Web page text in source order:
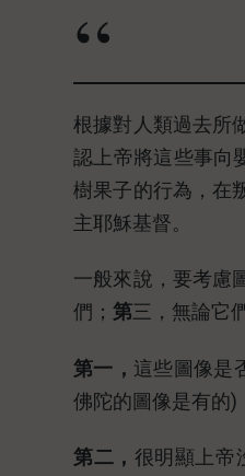
根據對人類過去所
認上帝將這些事向
樹果子的行為，在
主耶穌基督。
一般來說，要考慮
們；第三，無論它
第一， 這些圖像是
佛陀的圖像是有的)
第二， 很明顯上帝